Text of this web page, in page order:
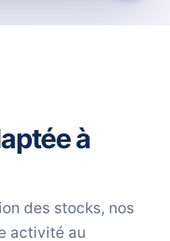
à
des stocks, nos
activité au